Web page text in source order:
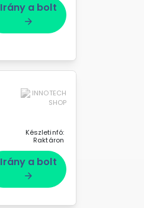
Irány a bolt
arrow_forward
Készletinfó:
Raktáron
Irány a bolt
arrow_forward